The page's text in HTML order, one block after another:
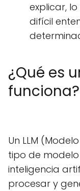
explicar,
difícil
¿Qué es
funciona?
Un LLM
tipo de
inteligencia
procesar y